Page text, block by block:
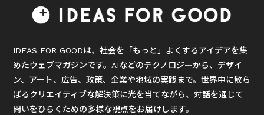
IDEAS FOR GOODは、社会を「もっと」よくするアイデアを集
めたウェブマガジンです。AIなどのテクノロジーから、デザイ
ン、アート、広告、政策、企業や地域の実践まで。世界中に散ら
ばるクリエイティブな解決策に光を当てながら、対話を通じて
問いをひらくための多様な視点をお届けします。